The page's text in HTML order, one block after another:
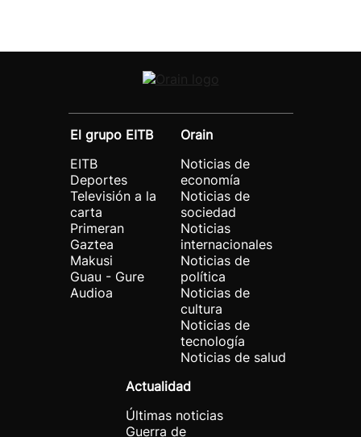
El grupo EITB
EITB
Deportes
Televisión a la
carta
Primeran
Gaztea
Makusi
Guau - Gure
Audioa
Orain
Noticias de
economía
Noticias de
sociedad
Noticias
internacionales
Noticias de
política
Noticias de
cultura
Noticias de
tecnología
Noticias de salud
Actualidad
Últimas noticias
Guerra de